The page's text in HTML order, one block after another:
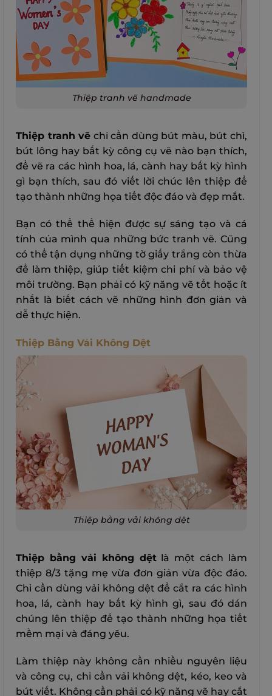
Thiệp tranh vẽ handmade
Thiệp tranh vẽ chỉ cần dùng bút màu, bút chì,
bút lông hay bất kỳ công cụ vẽ nào bạn thích,
để vẽ ra các hình hoa, lá, cành hay bất kỳ hình
gì bạn thích, sau đó viết lời chúc lên thiệp để
tạo thành những họa tiết độc đáo và đẹp mắt.
Bạn có thể thể hiện được sự sáng tạo và cá
tính của mình qua những bức tranh vẽ. Cũng
có thể tận dụng những tờ giấy trắng còn thừa
để làm thiệp, giúp tiết kiệm chi phí và bảo vệ
môi trường. Bạn phải có kỹ năng vẽ tốt hoặc ít
nhất là biết cách vẽ những hình đơn giản và
dễ thực hiện.
Thiệp Bằng Vải Không Dệt
Thiệp bằng vải không dệt
Thiệp bằng vải không dệtlà một cách làm
thiệp 8/3 tặng mẹ vừa đơn giản vừa độc đáo.
Chỉ cần dùng vải không dệt để cắt ra các hình
hoa, lá, cành hay bất kỳ hình gì, sau đó dán
chúng lên thiệp để tạo thành những họa tiết
mềm mại và đáng yêu.
Làm thiệp này không cần nhiều nguyên liệu
và công cụ, chỉ cần vải không dệt, kéo, keo và
bút viết. Không cần phải có kỹ năng vẽ hay cắt